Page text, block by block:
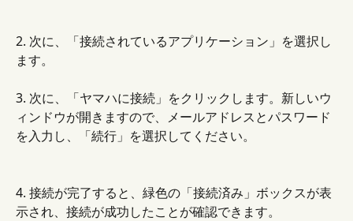
2. 次に、「接続されているアプリケーション」を選択し
ます。
3. 次に、「ヤマハに接続」をクリックします。新しいウ
ィンドウが開きますので、メールアドレスとパスワード
を入力し、「続行」を選択してください。
4. 接続が完了すると、緑色の「接続済み」ボックスが表
示され、接続が成功したことが確認できます。